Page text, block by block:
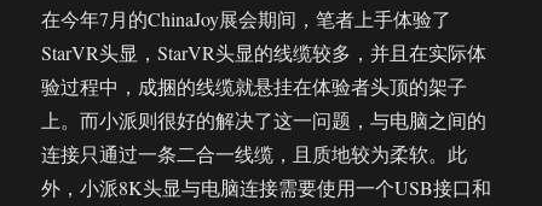
在今年7月的ChinaJoy展会期间，笔者上手体验了
StarVR头显，StarVR头显的线缆较多，并且在实际体
验过程中，成捆的线缆就悬挂在体验者头顶的架子
上。而小派则很好的解决了这一问题，与电脑之间的
连接只通过一条二合一线缆，且质地较为柔软。此
外，小派8K头显与电脑连接需要使用一个USB接口和